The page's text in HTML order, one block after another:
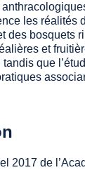
les réalités
des bosquets
et
que
2017 de